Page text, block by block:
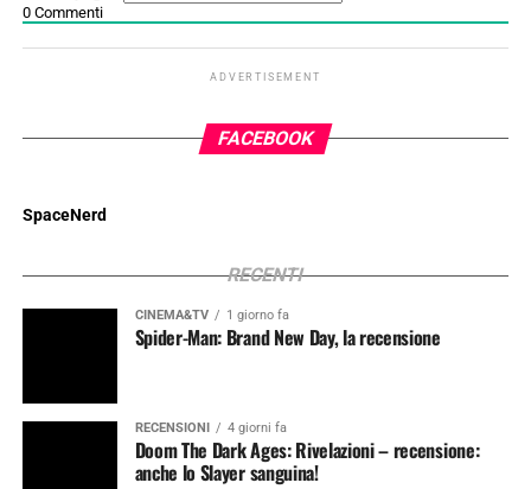
0Commenti
ADVERTISEMENT
FACEBOOK
SpaceNerd
RECENTI
CINEMA&TV 1 giorno fa
Spider-Man: Brand New Day, la recensione
RECENSIONI 4 giorni fa
Doom The Dark Ages: Rivelazioni – recensione:
anche lo Slayer sanguina!